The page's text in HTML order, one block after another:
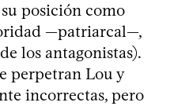
posición como
—patriarcal—,
los antagonistas).
perpetran Lou y
incorrectas, pero